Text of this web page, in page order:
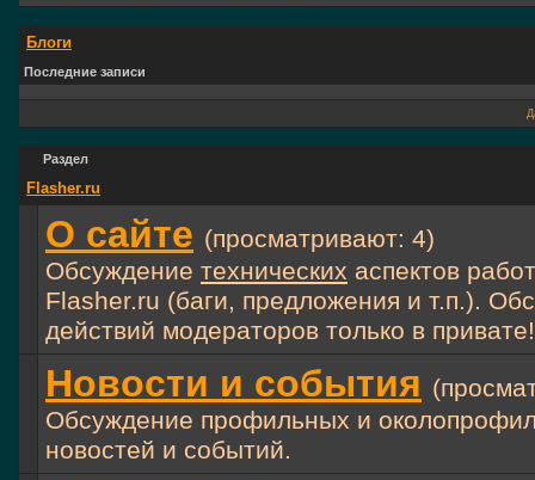
Блоги
Последние записи
Раздел
Flasher.ru
О сайте (просматривают: 4)
Обсуждение технических аспектов
Flasher.ru (баги, предложения и т.п.).
действий модераторов только в привате!
Новости и события
Обсуждение профильных и
новостей и событий.